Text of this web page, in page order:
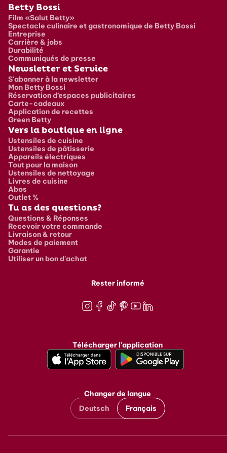
Pied de page
Betty Bossi
Film «Salut Betty»
Spectacle culinaire et gastronomique de Betty Bossi
Entreprise
Carrière & jobs
Durabilité
Communiqués de presse
Newsletter et Service
S'abonner à la newsletter
Mon Betty Bossi
Réservation d’espaces publicitaires
Carte-cadeaux
Application de recettes
Green Betty
Vers la boutique en ligne
Ustensiles de cuisine
Ustensiles de pâtisserie
Appareils électriques
Tout pour la maison
Ustensiles de nettoyage
Livres de cuisine
Abos
Outlet %
Tu as des questions?
Questions & Réponses
Recevoir votre commande
Livraison & retour
Modes de paiement
Garantie
Utiliser un bon d'achat
Rester informé
Télécharger l'application
Changer de langue
Deutsch
Français